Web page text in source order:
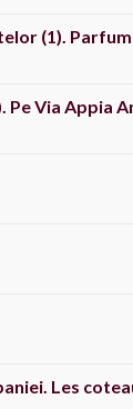
(1). Parfum
Pe Via Appia
Les